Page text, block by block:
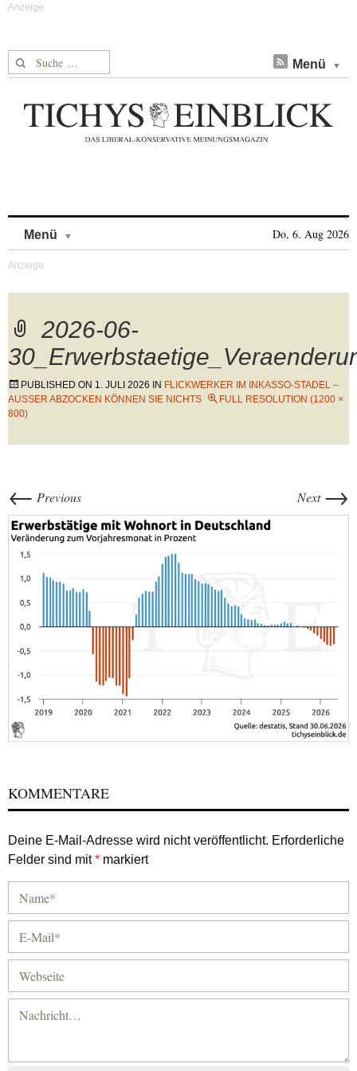
Suche nach: Menü
Menü Do, 6. Aug 2026
2026-06-
PUBLISHED ON 1. JULI 2026 IN FLICKWERKER IM INKASSO-STADEL –
AUSSER ABZOCKEN KÖNNEN SIE NICHTS
FULL RESOLUTION (1200 ×
800)
← Previous Next →
KOMMENTARE
Deine E-Mail-Adresse wird nicht veröffentlicht. Erforderliche
Felder sind mit* markiert